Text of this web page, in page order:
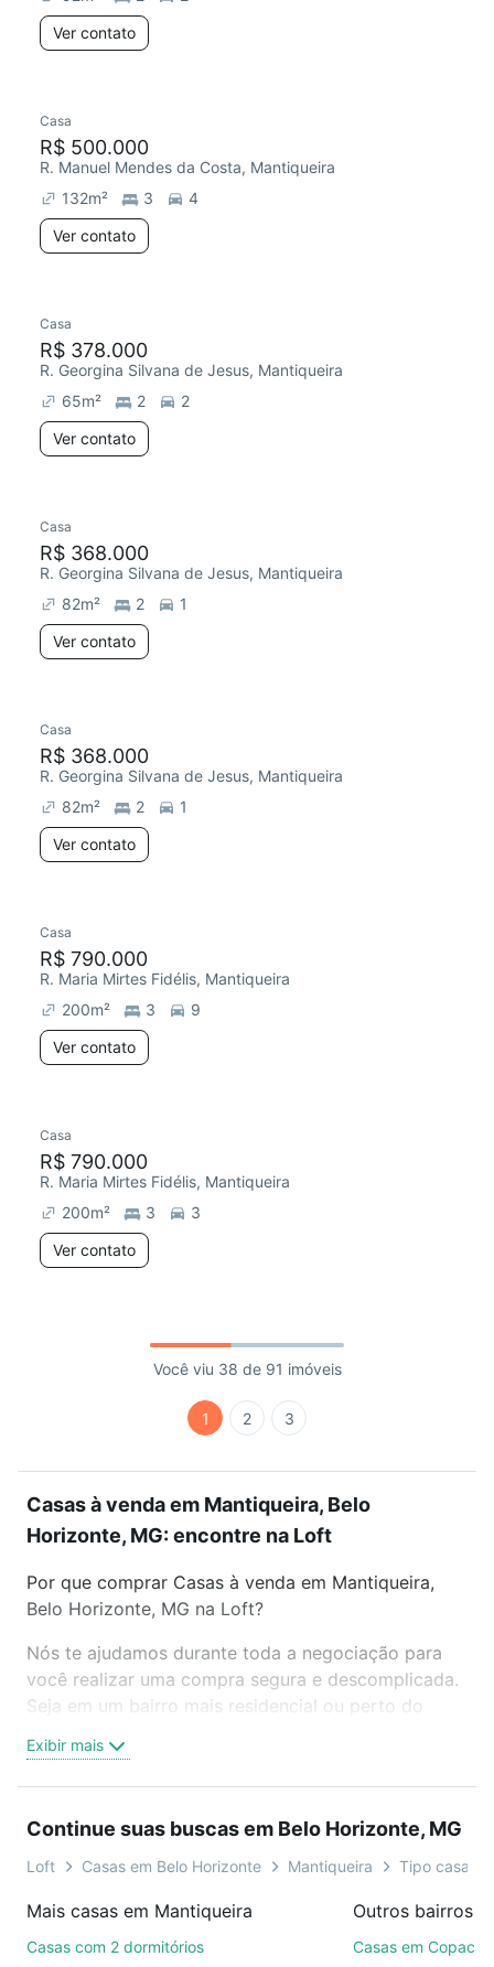
Ver contato
Casa
R$ 500.000
R. Manuel Mendes da Costa, Mantiqueira
132m² 3
4
Ver contato
Casa
R$ 378.000
R. Georgina Silvana de Jesus, Mantiqueira
65m² 2
2
Ver contato
Casa
R$ 368.000
R. Georgina Silvana de Jesus, Mantiqueira
82m² 2
1
Ver contato
Casa
R$ 368.000
R. Georgina Silvana de Jesus, Mantiqueira
82m² 2
1
Ver contato
Casa
R$ 790.000
R. Maria Mirtes Fidélis, Mantiqueira
200m² 3
9
Ver contato
Casa
R$ 790.000
R. Maria Mirtes Fidélis, Mantiqueira
200m² 3
3
Ver contato
Você viu 38 de 91 imóveis
1 2 3
Casas à venda em Mantiqueira, Belo
Horizonte, MG: encontre na Loft
Por que comprar Casas à venda em Mantiqueira,
Belo Horizonte, MG na Loft?
Nós te ajudamos durante toda a negociação para
você realizar uma compra segura e descomplicada.
Seja em um bairro mais residencial ou perto do
oferta ideal de Casas à venda em Mantiqueira, Belo
Horizonte, MG para conquistar seu sonho. Agende
sem compromisso e você ainda conta com mais de
46 mil corretores e imobiliárias te ajudando na
Como escolher um imóvel?
Exibir mais
Continue suas buscas em Belo Horizonte, MG
Loft Casas em Belo Horizonte Mantiqueira Tipo casa
Mais casas em Mantiqueira
Casas com 2 dormitórios
Casas em